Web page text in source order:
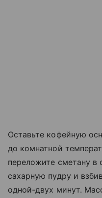
Оставьте кофейную
до комнатной
переложите сметану в
сахарную пудру и
одной-двух минут.